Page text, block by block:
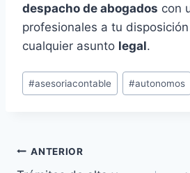
despacho de abogados con
profesionales a tu
cualquier asunto legal.
Etiquetas
de
#asesoriacontable #autonomos
Navegación
ANTERIOR